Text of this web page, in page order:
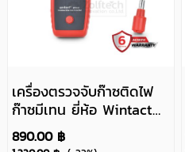
เครื่องตรวจจับก๊าซติดไฟ
ก๊าซมีเทน ยี่ห้อ Wintact
รุ่น WT8820
890.00 ฿